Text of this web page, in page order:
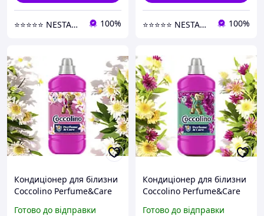
⭐⭐⭐⭐⭐ NESTANDART MAGAZ 100% ⭐⭐⭐⭐⭐ NESTANDART MAGAZ 100%
Кондиціонер для білизни
Coccolino Perfume&Care
Готово до відправки
Кондиціонер для білизни
Coccolino Perfume&Care
Готово до відправки